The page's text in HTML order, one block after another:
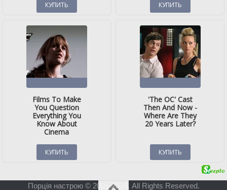
Порція настрою © 2001-2026. All Rights Reserved.